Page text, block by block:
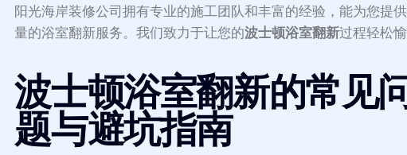
阳光海岸装修公司拥有专业的施工团队和丰富的经验，能为您提
量的浴室翻新服务。我们致力于让您的波士顿浴室翻新过程轻松愉
波士顿浴室翻新的常见
题与避坑指南